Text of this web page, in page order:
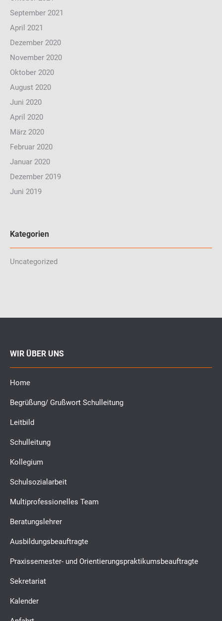
September 2021
April 2021
Dezember 2020
November 2020
Oktober 2020
August 2020
Juni 2020
April 2020
März 2020
Februar 2020
Januar 2020
Dezember 2019
Juni 2019
Kategorien
Uncategorized
WIR ÜBER UNS
Home
Begrüßung/ Grußwort Schulleitung
Leitbild
Schulleitung
Kollegium
Schulsozialarbeit
Multiprofessionelles Team
Beratungslehrer
Ausbildungsbeauftragte
Praxissemester- und Orientierungspraktikumsbeauftragte
Sekretariat
Kalender